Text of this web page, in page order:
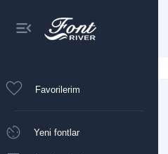
Favorilerim
Yeni fontlar